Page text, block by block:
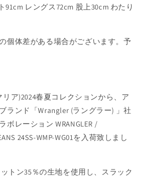
91cm レングス72cm 股上30cm わたり
個体差がある場合がございます。予
リア)2024春夏コレクションから、ア
ランド「Wrangler (ラングラー) 」社
ボレーション WRANGLER /
24SS-WMP-WG01を入荷致しまし
トン35％の生地を使用し、スラック